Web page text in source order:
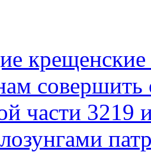
совершить
части 3219